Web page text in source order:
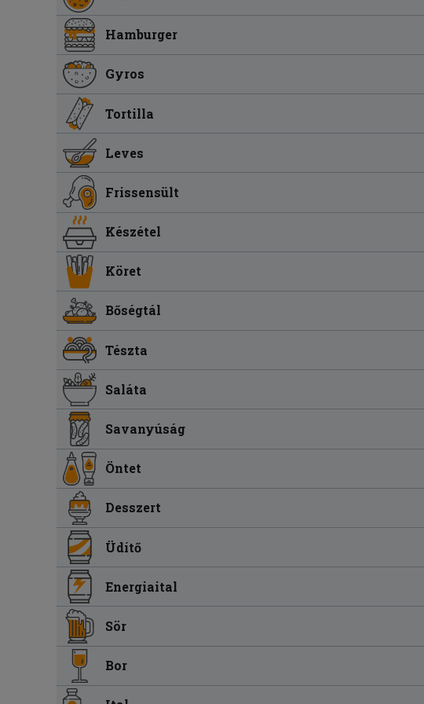
Hamburger
Gyros
Tortilla
Leves
Frissensült
Készétel
Köret
Bőségtál
Tészta
Saláta
Savanyúság
Öntet
Desszert
Üdítő
Energiaital
Sör
Bor